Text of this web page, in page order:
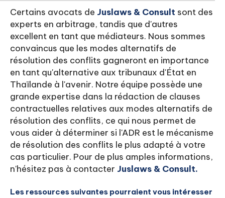
Certains avocats de Juslaws & Consult sont des
experts en arbitrage, tandis que d'autres
excellent en tant que médiateurs. Nous sommes
convaincus que les modes alternatifs de
résolution des conflits gagneront en importance
en tant qu'alternative aux tribunaux d'État en
Thaïlande à l'avenir. Notre équipe possède une
grande expertise dans la rédaction de clauses
contractuelles relatives aux modes alternatifs de
résolution des conflits, ce qui nous permet de
vous aider à déterminer si l'ADR est le mécanisme
de résolution des conflits le plus adapté à votre
cas particulier. Pour de plus amples informations,
n'hésitez pas à contacter Juslaws & Consult.
Les ressources suivantes pourraient vous intéresser